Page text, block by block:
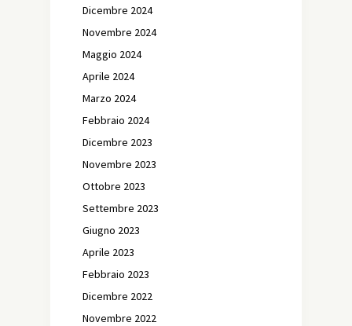
Dicembre 2024
Novembre 2024
Maggio 2024
Aprile 2024
Marzo 2024
Febbraio 2024
Dicembre 2023
Novembre 2023
Ottobre 2023
Settembre 2023
Giugno 2023
Aprile 2023
Febbraio 2023
Dicembre 2022
Novembre 2022